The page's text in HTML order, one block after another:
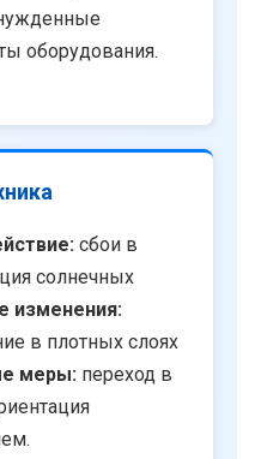
оборудования.
сбои в
солнечных
изменения:
в плотных слоях
меры: переход в